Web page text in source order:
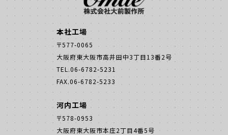
本社工場
〒577-0065
大阪府東大阪市高井田中3丁目13番2号
TEL.06-6782-5231
FAX.06-6782-5233
河内工場
〒578-0953
大阪府東大阪市本庄2丁目4番5号